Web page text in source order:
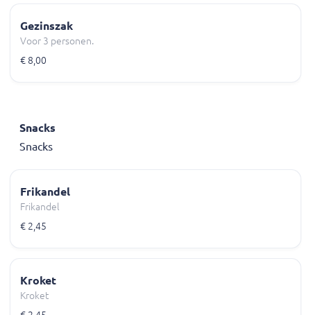
Gezinszak
Voor 3 personen.
€ 8,00
Snacks
Snacks
Frikandel
Frikandel
€ 2,45
Kroket
Kroket